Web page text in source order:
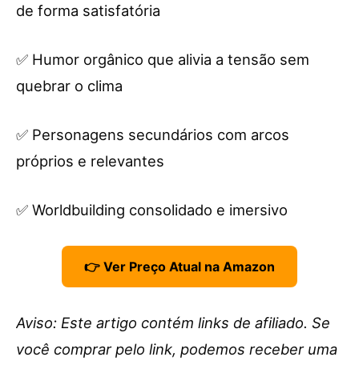
de forma satisfatória
✅ Humor orgânico que alivia a tensão sem
quebrar o clima
✅ Personagens secundários com arcos
próprios e relevantes
✅ Worldbuilding consolidado e imersivo
👉 Ver Preço Atual na Amazon
Aviso: Este artigo contém links de afiliado. Se
você comprar pelo link, podemos receber uma